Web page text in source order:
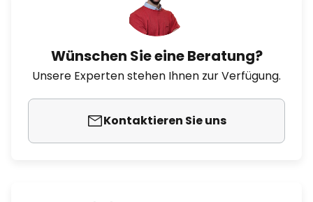
Wünschen Sie eine Beratung?
Unsere Experten stehen Ihnen zur Verfügung.
Kontaktieren Sie uns